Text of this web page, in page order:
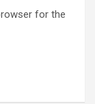
for the